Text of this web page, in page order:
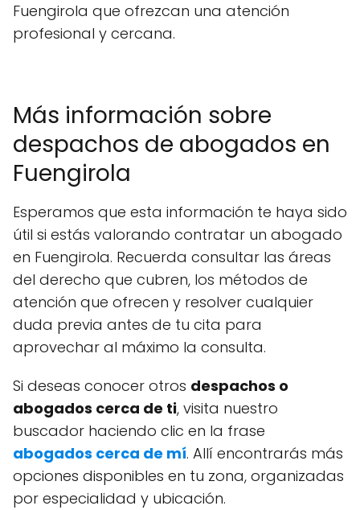
Fuengirola que ofrezcan una atención
profesional y cercana.
Más información sobre
despachos de abogados en
Fuengirola
Esperamos que esta información te haya sido
útil si estás valorando contratar un abogado
en Fuengirola. Recuerda consultar las áreas
del derecho que cubren, los métodos de
atención que ofrecen y resolver cualquier
duda previa antes de tu cita para
aprovechar al máximo la consulta.
Si deseas conocer otros despachos o
abogados cerca de ti, visita nuestro
buscador haciendo clic en la frase
abogados cerca de mí. Allí encontrarás más
opciones disponibles en tu zona, organizadas
por especialidad y ubicación.